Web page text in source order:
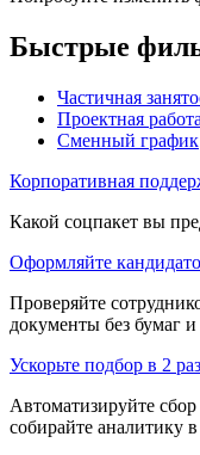
Быстрые
Частичная
Проектная работа
Сменный график
Корпоративная
Какой соцпакет вы
Оформляйте
Проверяйте
документы без бумаг
Ускорьте подбор в 2
Автоматизируйте
собирайте аналитику